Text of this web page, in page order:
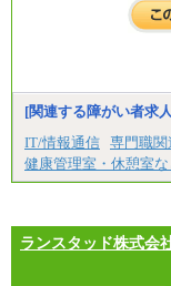
※試
＜募
月給
※試用
ます。
[関連する障がい者求
IT/情報通信 専門職関
健康管理室・休憩室
ランスタッド株式会